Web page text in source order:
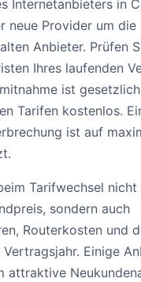
Internetanbieters in
neue Provider um die
Anbieter. Prüfen
Ihres laufenden
ist
Tarifen kostenlos.
ist auf
Tarifwechsel nicht
sondern auch
Routerkosten und
Einige
attraktive